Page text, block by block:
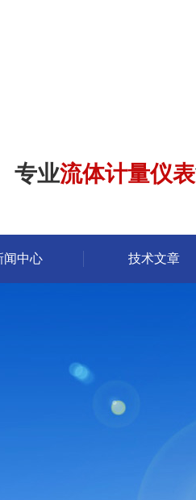
专业流体计量仪表
闻中心 技术文章